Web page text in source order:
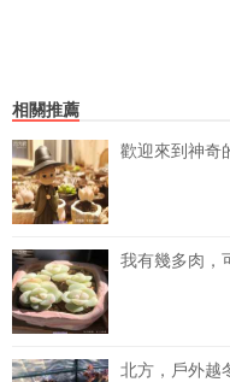
相關推薦
歡迎來到神奇
我有幾多肉，
北方，戶外越